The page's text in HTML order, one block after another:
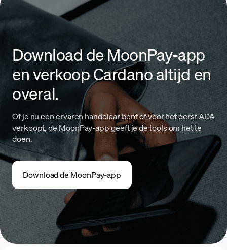
Download de MoonPay-app
en verkoop Cardano altijd en
overal.
Of je nu een ervaren handelaar bent of voor het eerst ADA
verkoopt, de MoonPay-app geeft je de tools om het te
doen.
Download de MoonPay-app